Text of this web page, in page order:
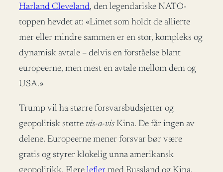
Harland Cleveland, den legendariske NATO-
toppen hevdet at: «Limet som holdt de allierte
mer eller mindre sammen er en stor, kompleks og
dynamisk avtale – delvis en forståelse blant
europeerne, men mest en avtale mellom dem og
USA.»
Trump vil ha større forsvarsbudsjetter og
geopolitisk støtte vis-a-vis Kina. De får ingen av
delene. Europeerne mener forsvar bør være
gratis og styrer klokelig unna amerikansk